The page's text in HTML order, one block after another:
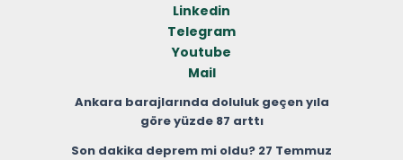
Linkedin
Telegram
Youtube
Mail
Ankara barajlarında doluluk geçen yıla
göre yüzde 87 arttı
Son dakika deprem mi oldu? 27 Temmuz